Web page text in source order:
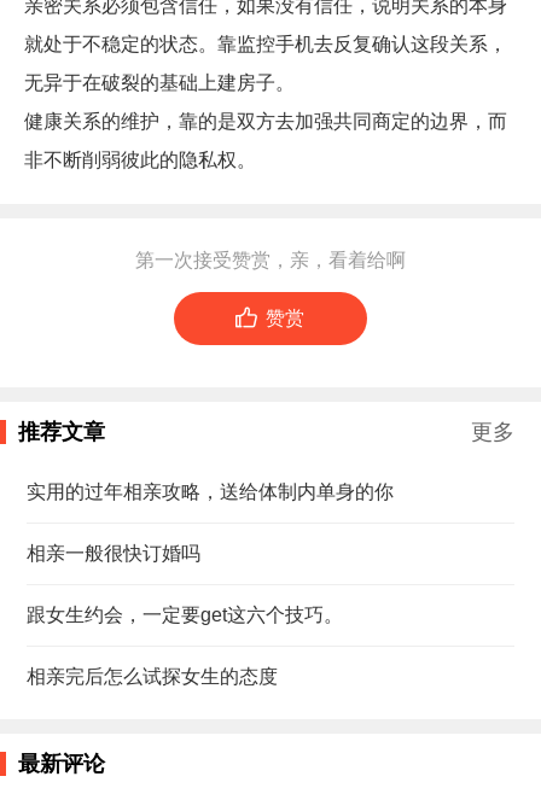
亲密关系必须包含信任，如果没有信任，说明关系的本身
就处于不稳定的状态。靠监控手机去反复确认这段关系，
无异于在破裂的基础上建房子。
健康关系的维护，靠的是双方去加强共同商定的边界，而
非不断削弱彼此的隐私权。
第一次接受赞赏，亲，看着给啊
 赞赏
推荐文章 更多
实用的过年相亲攻略，送给体制内单身的你
相亲一般很快订婚吗
跟女生约会，一定要get这六个技巧。
相亲完后怎么试探女生的态度
最新评论